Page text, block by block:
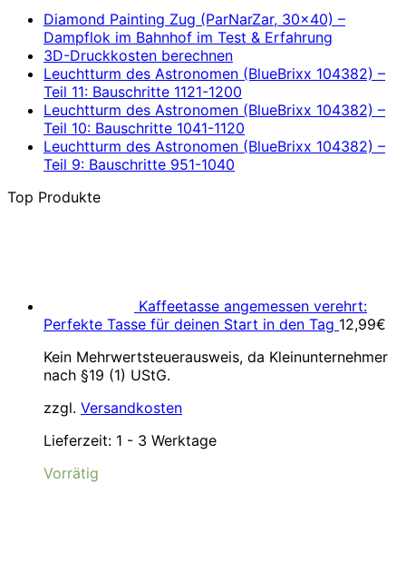
Diamond Painting Zug (ParNarZar, 30×40) –
Dampflok im Bahnhof im Test & Erfahrung
3D-Druckkosten berechnen
Leuchtturm des Astronomen (BlueBrixx 104382) –
Teil 11: Bauschritte 1121-1200
Leuchtturm des Astronomen (BlueBrixx 104382) –
Teil 10: Bauschritte 1041-1120
Leuchtturm des Astronomen (BlueBrixx 104382) –
Teil 9: Bauschritte 951-1040
Top Produkte
Kaffeetasse angemessen verehrt:
Perfekte Tasse für deinen Start in den Tag 12,99€
Kein Mehrwertsteuerausweis, da Kleinunternehmer
nach §19 (1) UStG.
zzgl. Versandkosten
Lieferzeit: 1 - 3 Werktage
Vorrätig